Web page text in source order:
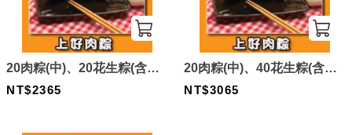
20肉粽(中)、20花生粽(含運)
組合
NT$2365
20肉粽(中)、40花生粽(含運)
組合
NT$3065